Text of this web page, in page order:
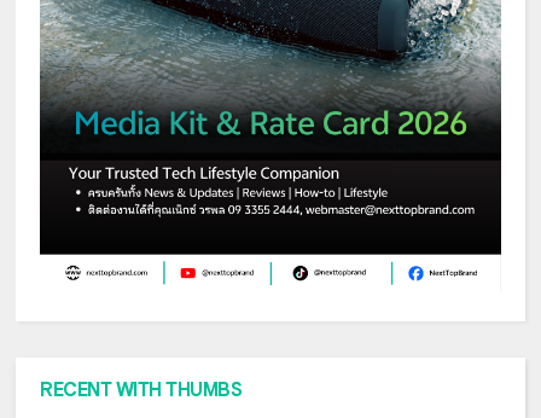
RECENT WITH THUMBS